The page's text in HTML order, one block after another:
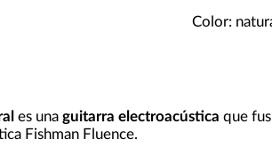
Color:
es una guitarra electroacústica que
Fishman Fluence.